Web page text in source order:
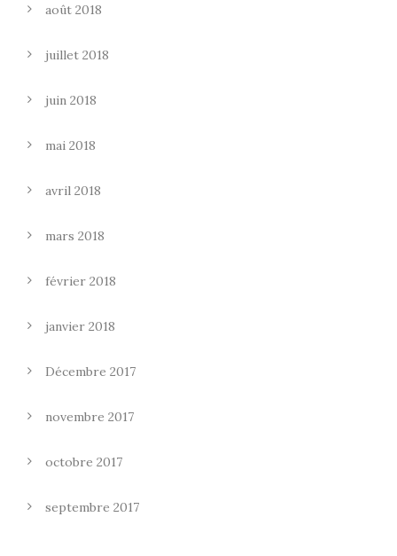
août 2018
juillet 2018
juin 2018
mai 2018
avril 2018
mars 2018
février 2018
janvier 2018
Décembre 2017
novembre 2017
octobre 2017
septembre 2017